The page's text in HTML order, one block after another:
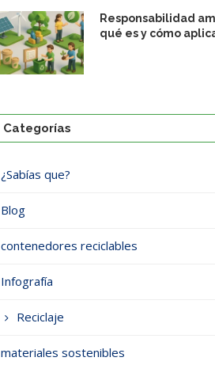
Responsabilidad
qué es y cómo
Categorías
¿Sabías que?
Blog
contenedores reciclables
Infografía
Reciclaje
materiales sostenibles